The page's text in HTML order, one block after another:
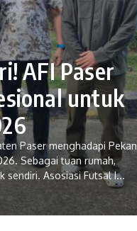
AFI Paser
untuk
Paser menghadapi Pekan
Sebagai tuan rumah,
sendiri. Asosiasi Futsal I...